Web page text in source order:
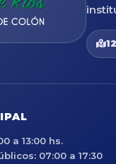
a 13:00 hs.
07:00 a 17:30